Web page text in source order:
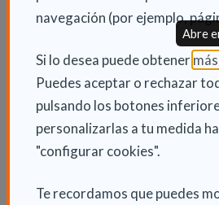
navegación (por ejemplo,
Si lo desea puede obtener
Puedes aceptar o rechazar
pulsando los botones
personalizarlas a tu medida
"configurar cookies".
Te recordamos que puedes
Abre